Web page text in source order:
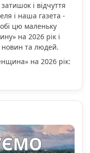
і відчуття
і наша газета -
цю маленьку
на 2026 рік і
та людей.
на 2026 рік: